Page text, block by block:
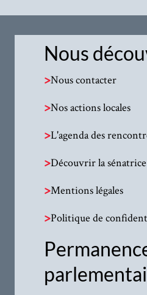
Nous
>Nous contacter
>Nos actions locales
>L'agenda des
>Découvrir la sénatrice
>Mentions légales
>Politique de